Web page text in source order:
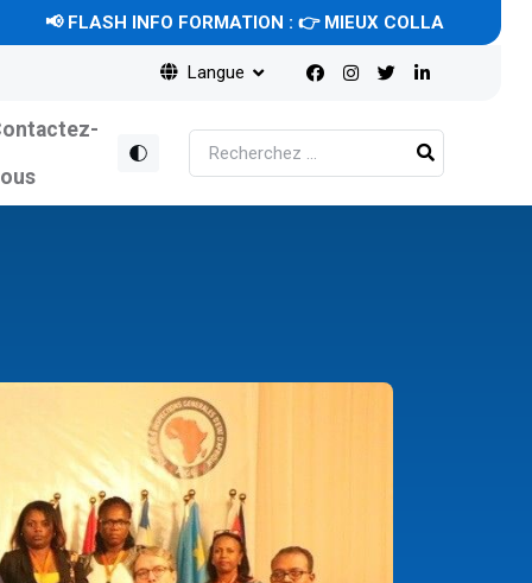
INFO FORMATION : 👉 MIEUX COLLABORER POUR
Langue